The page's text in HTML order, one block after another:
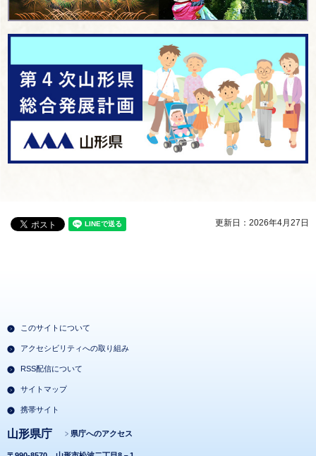
更新日：2026年4月27日
このサイトについて
アクセシビリティへの取り組み
RSS配信について
サイトマップ
携帯サイト
山形県庁 県庁へのアクセス